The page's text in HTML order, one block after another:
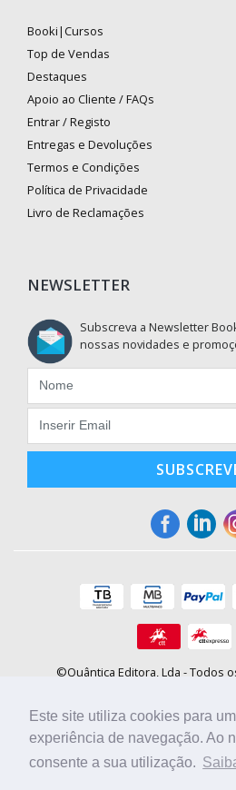
Este site utiliza cookies para
experiência de navegação. Ao
consente a sua utilização.
Booki|Cursos
Top de Vendas
Destaques
Apoio ao Cliente / FAQs
Entrar / Registo
Entregas e Devoluções
Termos e Condições
Política de Privacidade
Livro de Reclamações
NEWSLETTER
Subscreva a Newsletter
nossas novidades e
©Quântica Editora, Lda - Todos
E-mail:
Tel.: +351 220 104 872(custo de